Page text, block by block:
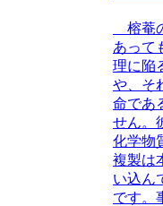
榕菴
あって
理に陥
や、そ
命であ
せん。
化学物
複製は
い込ん
です。